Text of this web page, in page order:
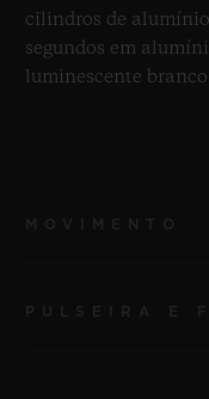
cilindros de
segundos em
luminescente